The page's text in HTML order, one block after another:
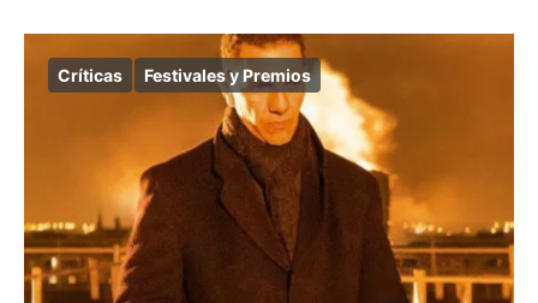
Críticas Festivales y Premios